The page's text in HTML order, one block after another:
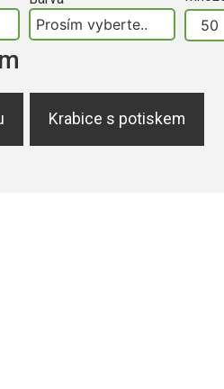
Krabice s potiskem